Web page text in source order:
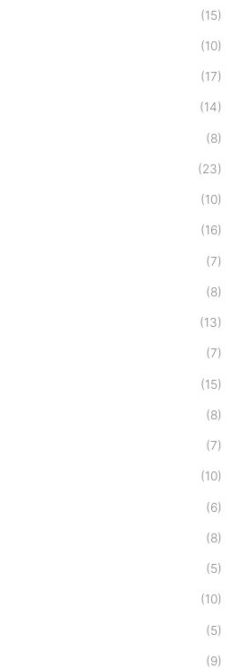
(15)
(10)
(17)
(14)
(8)
(23)
(10)
(16)
(7)
(8)
(13)
(7)
(15)
(8)
(7)
(10)
(6)
(8)
(5)
(10)
(5)
(9)